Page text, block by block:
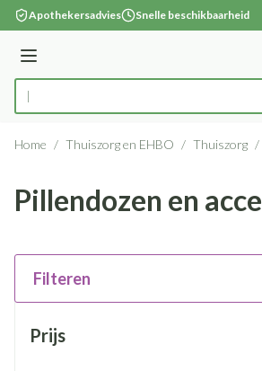
Ga naar de inhoud
Apothekersadvies Snelle beschikbaarheid
Menu
Product, merk, categorie...
Home / Thuiszorg en EHBO / Thuiszorg /
Pillendozen en
Filteren
Prijs